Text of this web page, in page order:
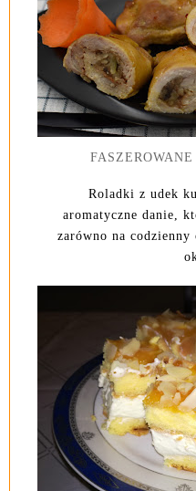
Roladki z udek
aromatyczne danie,
zarówno na